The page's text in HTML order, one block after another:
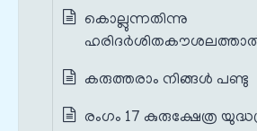
കൊല്ലുന്നതിന്നു
കരുത്തരാം നിങ്ങൾ പണ്ടു
രംഗം 17 കുരുക്ഷേത്ര